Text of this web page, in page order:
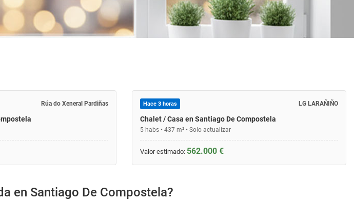
Rúa do Xeneral Pardiñas Hace 3 horas LG LARAÑIÑO
Chalet / Casa en Santiago De Compostela
5 habs • 437 m² • Solo actualizar
Valor estimado: 562.000 €
en Santiago De Compostela?